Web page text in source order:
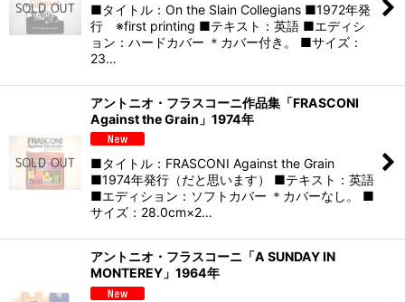
■タイトル：On the Slain Collegians ■1972年発
行 ※first printing ■テキスト：英語 ■エディシ
ョン：ハードカバー ＊カバー付き。 ■サイズ：
23…
アントニオ・フラスコーニ作品集「FRASCONI
Against the Grain」1974年
■タイトル：FRASCONI Against the Grain
■1974年発行（だと思います） ■テキスト：英語
■エディション：ソフトカバー ＊カバーなし。 ■
サイズ：28.0cm×2…
アントニオ・フラスコーニ「A SUNDAY IN
MONTEREY」1964年